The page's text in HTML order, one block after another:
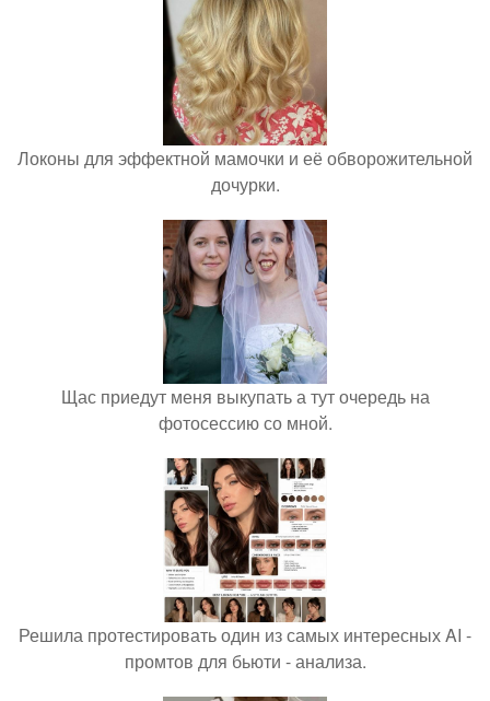
Локоны для эффектной мамочки и её обворожительной
дочурки.
Щас приедут меня выкупать а тут очередь на
фотосессию со мной.
Решила протестировать один из самых интересных AI -
промтов для бьюти - анализа.